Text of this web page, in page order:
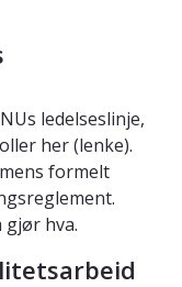
ledelseslinje,
her (lenke).
formelt
gjør hva.